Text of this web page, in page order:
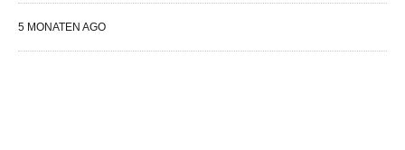
5 MONATEN AGO